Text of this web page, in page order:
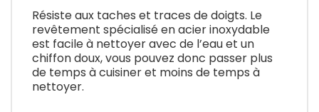
Résiste aux taches et traces de doigts. Le
revêtement spécialisé en acier inoxydable
est facile à nettoyer avec de l’eau et un
chiffon doux, vous pouvez donc passer plus
de temps à cuisiner et moins de temps à
nettoyer.